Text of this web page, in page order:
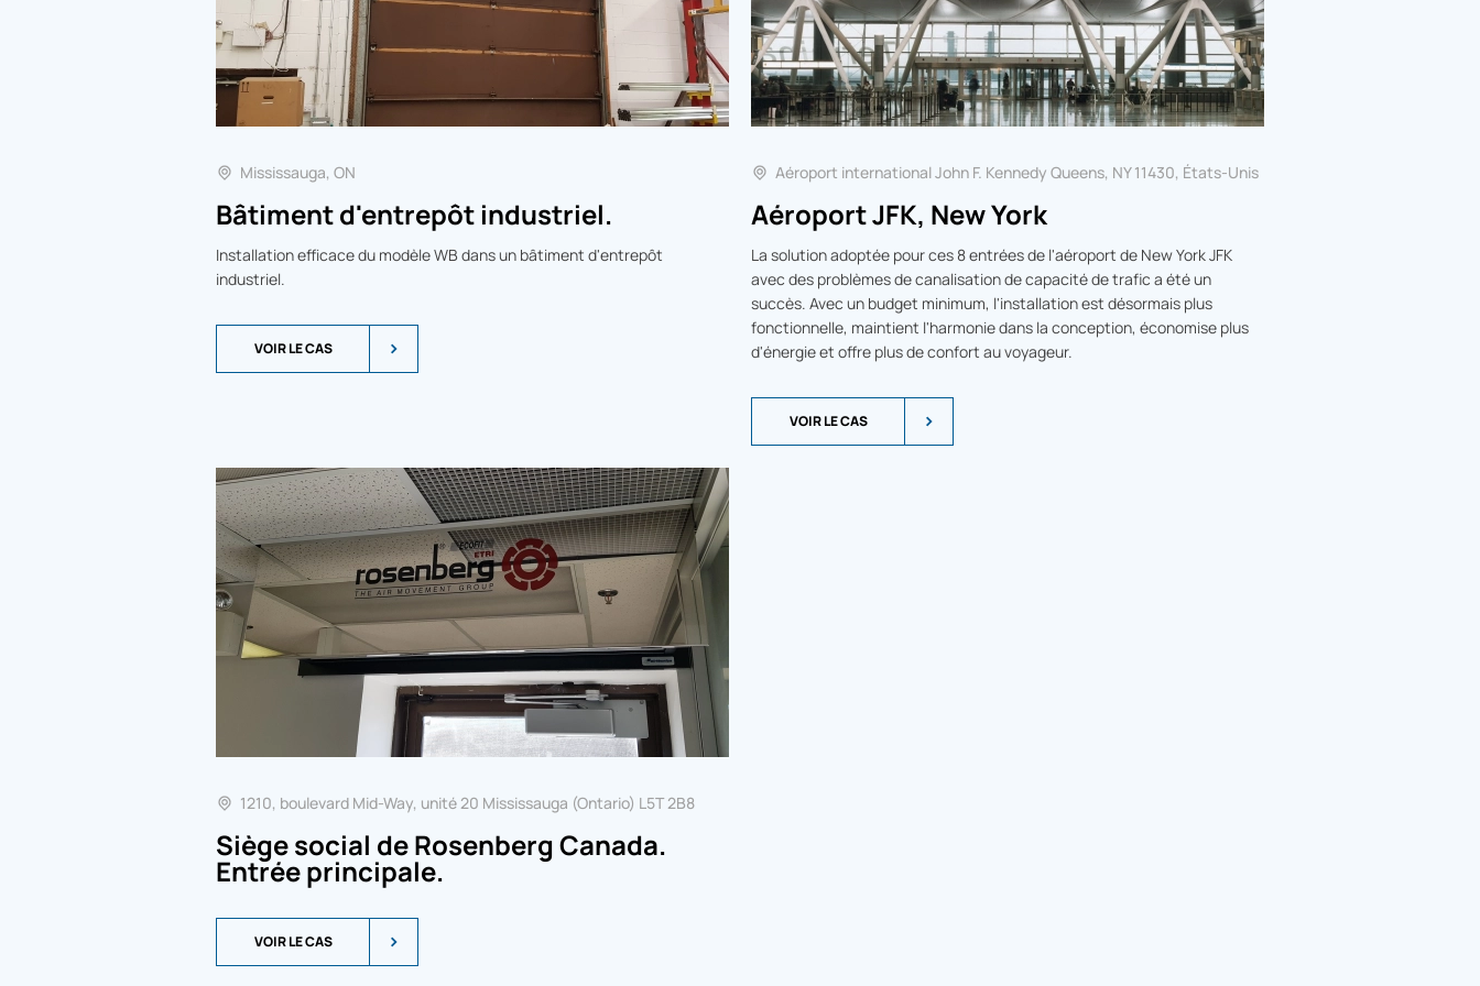
Mississauga, ON
Bâtiment d'entrepôt industriel.
Installation efficace du modèle WB dans un bâtiment d'entrepôt
industriel.
VOIR LE CAS
Aéroport international John F. Kennedy Queens, NY 11430, États-Unis
Aéroport JFK, New York
La solution adoptée pour ces 8 entrées de l'aéroport de New York JFK
avec des problèmes de canalisation de capacité de trafic a été un
succès. Avec un budget minimum, l'installation est désormais plus
fonctionnelle, maintient l'harmonie dans la conception, économise plus
d'énergie et offre plus de confort au voyageur.
VOIR LE CAS
1210, boulevard Mid-Way, unité 20 Mississauga (Ontario) L5T 2B8
Siège social de Rosenberg Canada.
Entrée principale.
VOIR LE CAS